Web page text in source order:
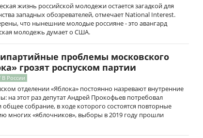
жизнь российской молодежи остается загадкой для
западных обозревателей, отмечает National Interest.
что нынешние молодые россияне - это авангард
молодежь думает о США.
проблемы московского
грозят роспуском партии
В России
отделении «Яблока» постоянно назревают внутренние
на этот раз депутат Андрей Прокофьев потребовал
общее собрание, в ходе которого состоятся повторные
многих «яблочников», выборы в 2019 году прошли